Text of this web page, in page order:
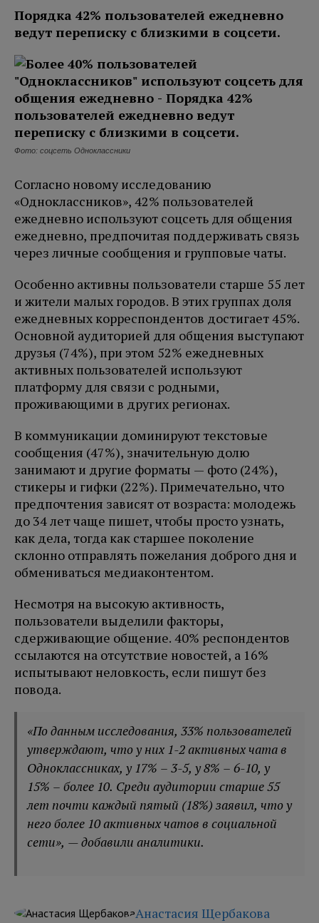
Порядка 42% пользователей ежедневно
ведут переписку с близкими в соцсети.
Фото: соцсеть Одноклассники
Согласно новому исследованию
«Одноклассников», 42% пользователей
ежедневно используют соцсеть для общения
ежедневно, предпочитая поддерживать связь
через личные сообщения и групповые чаты.
Особенно активны пользователи старше 55 лет
и жители малых городов. В этих группах доля
ежедневных корреспондентов достигает 45%.
Основной аудиторией для общения выступают
друзья (74%), при этом 52% ежедневных
активных пользователей используют
платформу для связи с родными,
проживающими в других регионах.
В коммуникации доминируют текстовые
сообщения (47%), значительную долю
занимают и другие форматы — фото (24%),
стикеры и гифки (22%). Примечательно, что
предпочтения зависят от возраста: молодежь
до 34 лет чаще пишет, чтобы просто узнать,
как дела, тогда как старшее поколение
склонно отправлять пожелания доброго дня и
обмениваться медиаконтентом.
Несмотря на высокую активность,
пользователи выделили факторы,
сдерживающие общение. 40% респондентов
ссылаются на отсутствие новостей, а 16%
испытывают неловкость, если пишут без
повода.
«По данным исследования, 33% пользователей
утверждают, что у них 1-2 активных чата в
Одноклассниках, у 17% – 3-5, у 8% – 6-10, у
15% – более 10. Среди аудитории старше 55
лет почти каждый пятый (18%) заявил, что у
него более 10 активных чатов в социальной
сети», — добавили аналитики.
Анастасия Щербакова